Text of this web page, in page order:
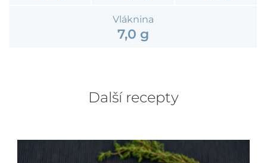
Vláknina
7,0 g
Další recepty